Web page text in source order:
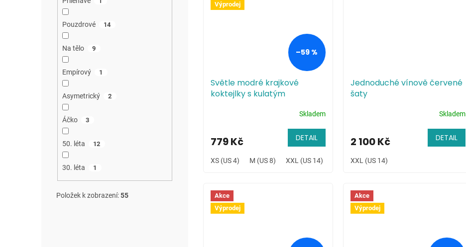
Pouzdrové 14
Na tělo 9
Empírový 1
Asymetrický 2
Áčko 3
50. léta 12
30. léta 1
Položek k zobrazení:55
Výprodej
–59 %
Světle modré krajkové
koktejlky s kulatým
Skladem
779 Kč DETAIL
XS (US 4) M (US 8) XXL (US 14) 3XL (US 16)
Jednoduché vínově červené
šaty
Skladem
2 100 Kč DETAIL
XXL (US 14)
Akce
Výprodej
Akce
Výprodej